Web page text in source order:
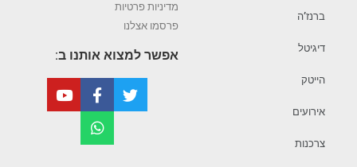
ברנז’ה
דיגיטל
הייטק
אירועים
צרכנות
מדיניות פרטיות
פרסמו אצלנו
אפשר למצוא אותנו ב: